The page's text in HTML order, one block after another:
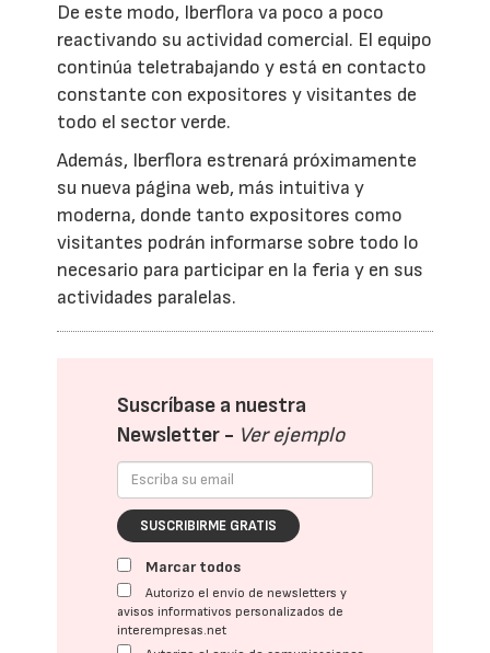
De este modo, Iberflora va poco a poco
reactivando su actividad comercial. El equipo
continúa teletrabajando y está en contacto
constante con expositores y visitantes de
todo el sector verde.
Además, Iberflora estrenará próximamente
su nueva página web, más intuitiva y
moderna, donde tanto expositores como
visitantes podrán informarse sobre todo lo
necesario para participar en la feria y en sus
actividades paralelas.
Suscríbase a nuestra
Newsletter - Ver ejemplo
SUSCRIBIRME GRATIS
Marcar todos
Autorizo el envío de newsletters y
avisos informativos personalizados de
interempresas.net